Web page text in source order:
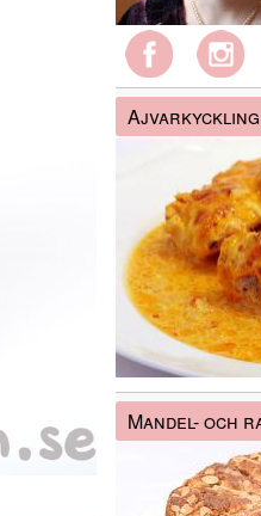
Ajvarkyckling
Mandel- och